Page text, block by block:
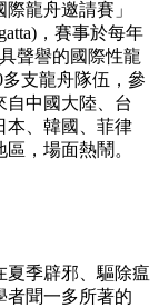
龍舟邀請賽」
，賽事於每年
聲譽的國際性龍
支龍舟隊伍，參
自中國大陸、台
本、韓國、菲律
，場面熱鬧。
夏季辟邪、驅除瘟
者聞一多所著的